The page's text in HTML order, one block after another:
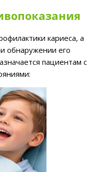
кариеса, а
обнаружении его
пациентам с